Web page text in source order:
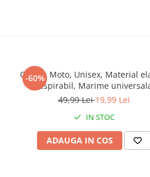
-60%
Cagula Moto, Unisex, Material
respirabil, Marime
49,99 Lei19,99 Lei
IN STOC
ADAUGA IN COS